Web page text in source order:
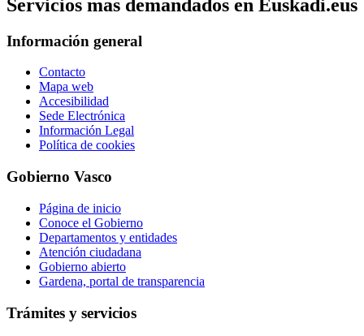
Servicios mas demandados en Euskadi.eus
Información general
Contacto
Mapa web
Accesibilidad
Sede Electrónica
Información Legal
Política de cookies
Gobierno Vasco
Página de inicio
Conoce el Gobierno
Departamentos y entidades
Atención ciudadana
Gobierno abierto
Gardena, portal de transparencia
Trámites y servicios